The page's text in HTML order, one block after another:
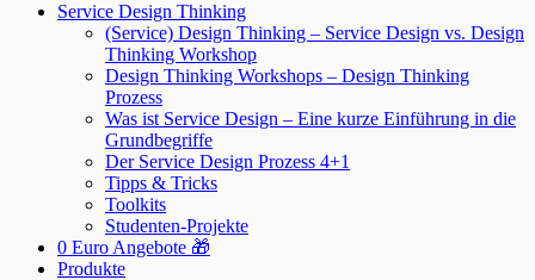
Service Design Thinking
(Service) Design Thinking – Service Design vs. Design
Thinking Workshop
Design Thinking Workshops – Design Thinking
Prozess
Was ist Service Design – Eine kurze Einführung in die
Grundbegriffe
Der Service Design Prozess 4+1
Tipps & Tricks
Toolkits
Studenten-Projekte
0 Euro Angebote 🎁
Produkte